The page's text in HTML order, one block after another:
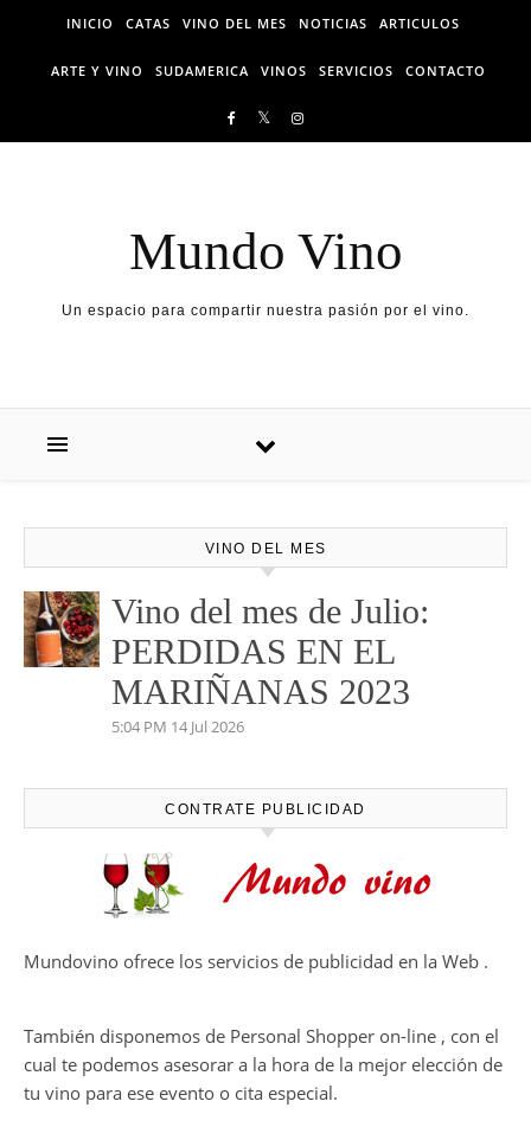
Skip to content
INICIO CATAS VINO DEL MES NOTICIAS ARTICULOS
ARTE Y VINO SUDAMERICA VINOS SERVICIOS CONTACTO
Mundo Vino
Un espacio para compartir nuestra pasión por el vino.
VINO DEL MES
Vino del mes de Julio:
PERDIDAS EN EL
MARIÑANAS 2023
5:04 PM 14 Jul 2026
CONTRATE PUBLICIDAD
Mundovino ofrece los servicios de publicidad en la Web .
También disponemos de Personal Shopper on-line , con el
cual te podemos asesorar a la hora de la mejor elección de
tu vino para ese evento o cita especial.